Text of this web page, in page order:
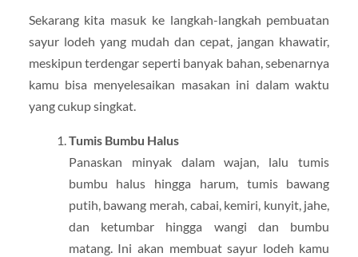
Sekarang kita masuk ke langkah-langkah pembuatan
sayur lodeh yang mudah dan cepat, jangan khawatir,
meskipun terdengar seperti banyak bahan, sebenarnya
kamu bisa menyelesaikan masakan ini dalam waktu
yang cukup singkat.
Tumis Bumbu Halus
Panaskan minyak dalam wajan, lalu tumis
bumbu halus hingga harum, tumis bawang
putih, bawang merah, cabai, kemiri, kunyit, jahe,
dan ketumbar hingga wangi dan bumbu
matang. Ini akan membuat sayur lodeh kamu